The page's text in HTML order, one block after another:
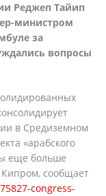
Реджеп Тайип
министром
за
вопросы
в Средиземном
«арабского
еще больше
сообщает
congress-